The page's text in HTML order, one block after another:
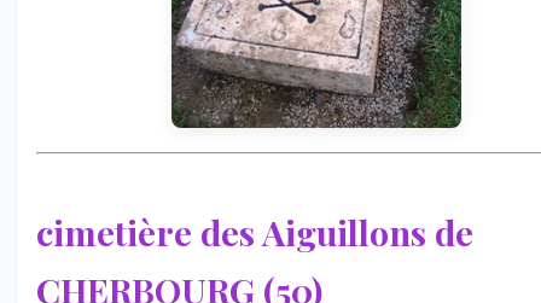
cimetière des Aiguillons de
CHERBOURG (50)